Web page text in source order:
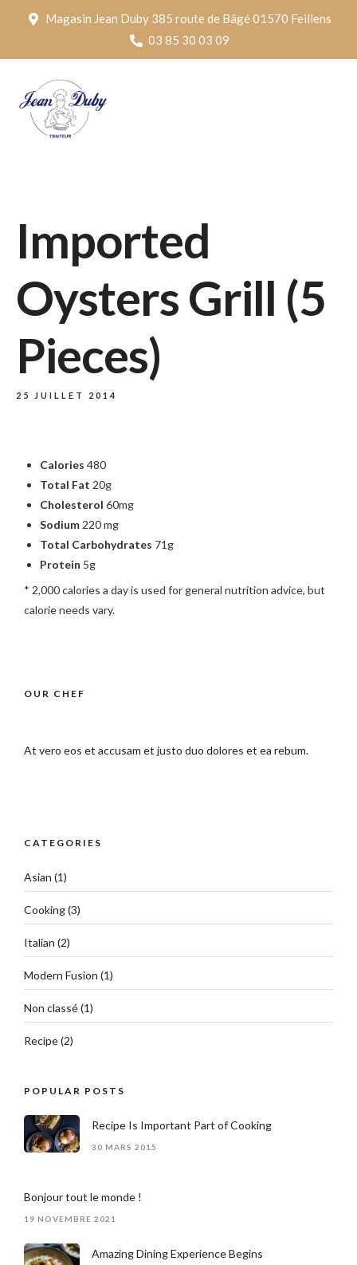
Magasin Jean Duby 385 route de Bâgé 01570 Feillens
03 85 30 03 09
Imported
Oysters Grill (5
Pieces)
25 JUILLET 2014
Calories 480
Total Fat 20g
Cholesterol 60mg
Sodium 220 mg
Total Carbohydrates 71g
Protein 5g
* 2,000 calories a day is used for general nutrition advice, but
calorie needs vary.
OUR CHEF
At vero eos et accusam et justo duo dolores et ea rebum.
CATEGORIES
Asian (1)
Cooking(3)
Italian (2)
Modern Fusion (1)
Non classé(1)
Recipe(2)
POPULAR POSTS
Recipe Is Important Part of Cooking
30 MARS 2015
Bonjour tout le monde !
19 NOVEMBRE 2021
Amazing Dining Experience Begins
Panneau de gestion des cookies